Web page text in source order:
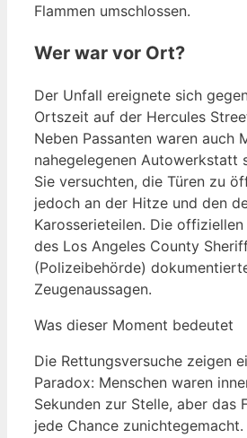
Flammen umschlossen.
Wer war vor Ort?
Der Unfall ereignete sich
Ortszeit auf der Hercules
Neben Passanten waren auch
nahegelegenen Autowerkstatt
Sie versuchten, die Türen zu
jedoch an der Hitze und den
Karosserieteilen. Die
des Los Angeles County
(Polizeibehörde)
Zeugenaussagen.
Was dieser Moment bedeutet
Die Rettungsversuche zeigen
Paradox: Menschen waren
Sekunden zur Stelle, aber das
jede Chance zunichtegemacht.